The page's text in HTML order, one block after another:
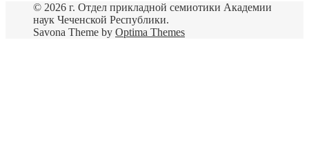
© 2026 г. Отдел прикладной семиотики Академии
наук Чеченской Республики.
Savona Theme by Optima Themes